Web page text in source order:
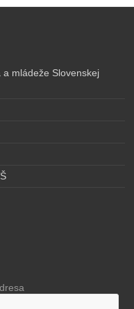
mládeže Slovenskej